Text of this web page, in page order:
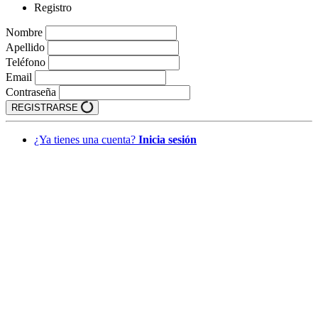
Registro
Nombre
Apellido
Teléfono
Email
Contraseña
REGISTRARSE
¿Ya tienes una cuenta? Inicia sesión